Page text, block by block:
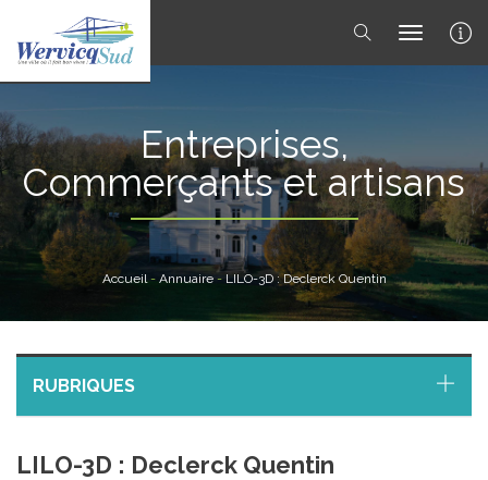
toggle
Entreprises,
Commerçants et artisans
Accueil - Annuaire - LILO-3D : Declerck Quentin
LILO-3D : Declerck Quentin
RUBRIQUES